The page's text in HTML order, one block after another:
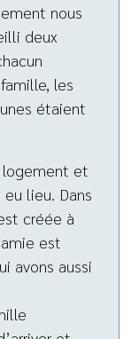
nous
deux
les
étaient
logement et
lieu. Dans
créée à
est
avons aussi